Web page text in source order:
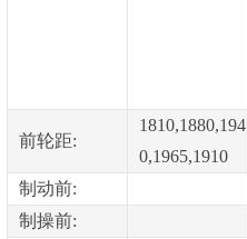
前轮距:
1810,1880,194
0,1965,1910
制动前:
制操前: